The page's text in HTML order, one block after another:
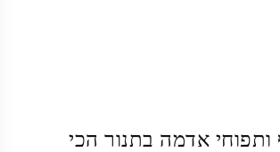
ותפוחי אדמה בתנור הכי